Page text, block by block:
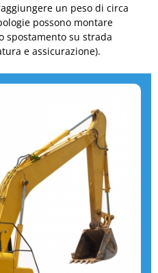
un peso di circa
possono montare
spostamento su strada
e assicurazione).